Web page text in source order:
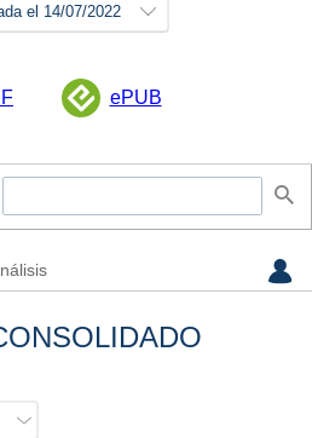
el 14/07/2022
ePUB